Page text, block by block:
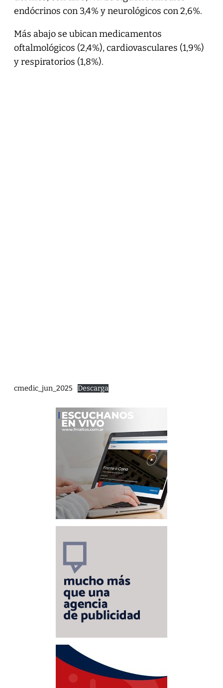
endócrinos con 3,4% y neurológicos con 2,6%.
Más abajo se ubican medicamentos
oftalmológicos (2,4%), cardiovasculares (1,9%)
y respiratorios (1,8%).
cmedic_jun_2025 Descarga